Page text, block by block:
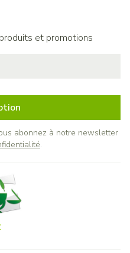
et promotions
abonnez à notre newsletter
.